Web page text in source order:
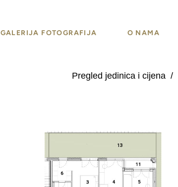
GALERIJA FOTOGRAFIJA O NAMA
Pregled jedinica i cijena /